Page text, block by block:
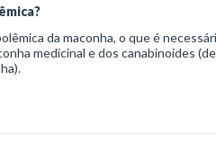
da maconha, o que é
medicinal e dos canabinoides